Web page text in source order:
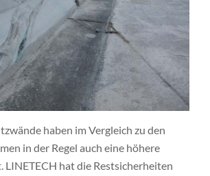
haben im Vergleich zu den
in der Regel auch eine höhere
LINETECH hat die Rest­sicherheiten